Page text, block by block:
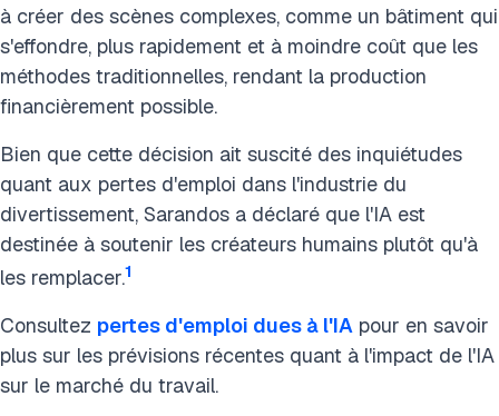
à créer des scènes complexes, comme un bâtiment qui
s'effondre, plus rapidement et à moindre coût que les
méthodes traditionnelles, rendant la production
financièrement possible.
Bien que cette décision ait suscité des inquiétudes
quant aux pertes d'emploi dans l'industrie du
divertissement, Sarandos a déclaré que l'IA est
destinée à soutenir les créateurs humains plutôt qu'à
les remplacer.1
Consultez pertes d'emploi dues à l'IA pour en savoir
plus sur les prévisions récentes quant à l'impact de l'IA
sur le marché du travail.